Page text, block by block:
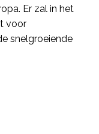
Er zal in het
voor
snelgroeiende